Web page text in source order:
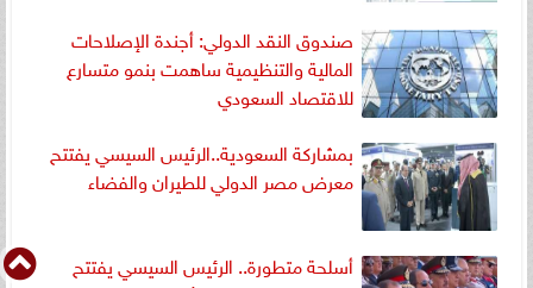
صندوق النقد الدولي: أجندة الإصلاحات
المالية والتنظيمية ساهمت بنمو متسارع
للاقتصاد السعودي
بمشاركة السعودية..الرئيس السيسي يفتتح
معرض مصر الدولي للطيران والفضاء
أسلحة متطورة.. الرئيس السيسي يفتتح